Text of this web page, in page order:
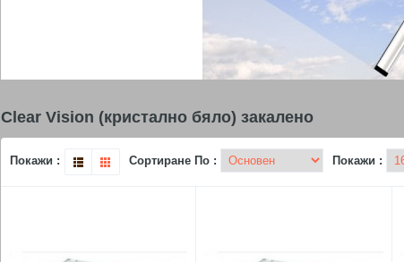
Clear Vision (кристално бяло) закалено
Покажи : Сортиране По : Покажи :